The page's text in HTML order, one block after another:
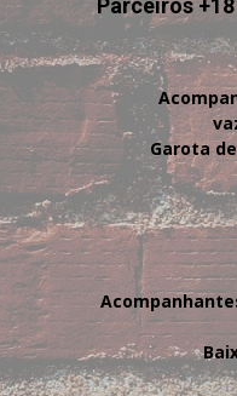
Parceiros +18
Garota